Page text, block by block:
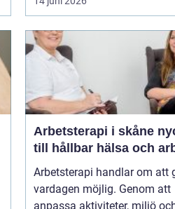
Arbetsterapi i skåne nyckeln
till hållbar hälsa och
Arbetsterapi handlar om att
vardagen möjlig. Genom att
anpassa aktiviteter, miljö